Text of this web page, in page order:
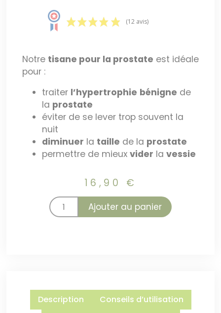
(12 avis)
Notre tisane pour la prostate est idéale
pour :
traiter l’hypertrophie bénigne de
la prostate
éviter de se lever trop souvent la
nuit
diminuer la taille de la prostate
permettre de mieux vider la vessie
16,90 €
Ajouter au panier
Description
Conseils d’utilisation